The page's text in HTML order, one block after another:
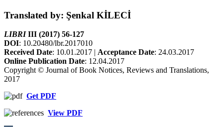
Translated by: Şenkal KİLECİ
LIBRIIII (2017) 56-127
DOI: 10.20480/lbr.2017010
Received Date: 10.01.2017 | Acceptance Date: 24.03.2017
Online Publication Date: 12.04.2017
Copyright © Journal of Book Notices, Reviews and Translations,
2017
Get PDF
View PDF